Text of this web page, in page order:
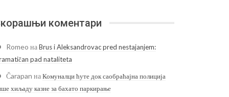
коментари
Romeo наBrus i Aleksandrovac pred nestajanjem:
pad nataliteta
Čarapan наКомуналци ћуте док саобраћајна полиција
хиљаду казне за бахато паркирање